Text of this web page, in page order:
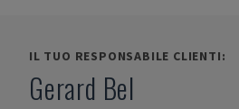
IL TUO RESPONSABILE CLIENTI:
Gerard Bel